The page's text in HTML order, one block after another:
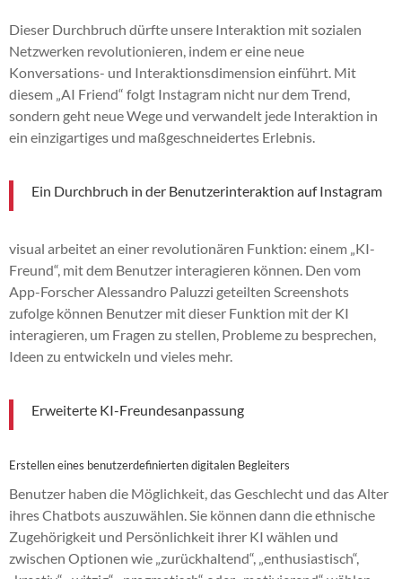
Dieser Durchbruch dürfte unsere Interaktion mit sozialen
Netzwerken revolutionieren, indem er eine neue
Konversations- und Interaktionsdimension einführt. Mit
diesem „AI Friend“ folgt Instagram nicht nur dem Trend,
sondern geht neue Wege und verwandelt jede Interaktion in
ein einzigartiges und maßgeschneidertes Erlebnis.
Ein Durchbruch in der Benutzerinteraktion auf Instagram
visual arbeitet an einer revolutionären Funktion: einem „KI-
Freund“, mit dem Benutzer interagieren können. Den vom
App-Forscher Alessandro Paluzzi geteilten Screenshots
zufolge können Benutzer mit dieser Funktion mit der KI
interagieren, um Fragen zu stellen, Probleme zu besprechen,
Ideen zu entwickeln und vieles mehr.
Erweiterte KI-Freundesanpassung
Erstellen eines benutzerdefinierten digitalen Begleiters
Benutzer haben die Möglichkeit, das Geschlecht und das Alter
ihres Chatbots auszuwählen. Sie können dann die ethnische
Zugehörigkeit und Persönlichkeit ihrer KI wählen und
zwischen Optionen wie „zurückhaltend“, „enthusiastisch“,